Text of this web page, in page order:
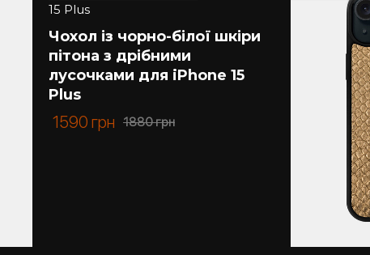
Чохол із чорно-білої шкіри
пітона з дрібними
лусочками для iPhone 15
Plus
1880грн
1590 грн